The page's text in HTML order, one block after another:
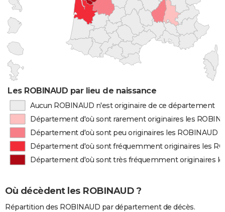
Les ROBINAUD par lieu de naissance
Aucun ROBINAUD n'est originaire de ce département
Département d'où sont rarement originaires les
Département d'où sont peu originaires les ROBINAUD
Département d'où sont fréquemment originaires les
Département d'où sont très fréquemment originaires
Où décèdent les ROBINAUD ?
Répartition des ROBINAUD par département de décès.